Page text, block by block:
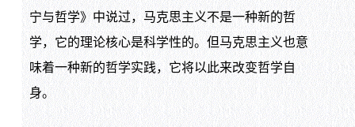
宁与哲学》中说过，马克思主义不是一种新的哲
学，它的理论核心是科学性的。但马克思主义也意
味着一种新的哲学实践，它将以此来改变哲学自
身。